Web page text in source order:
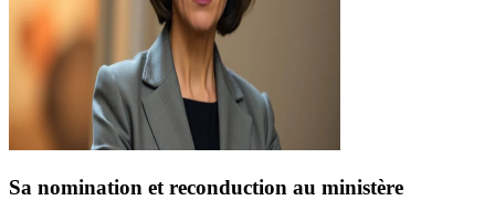
Sa nomination et reconduction au ministère